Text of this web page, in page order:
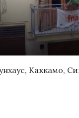
Каккамо,